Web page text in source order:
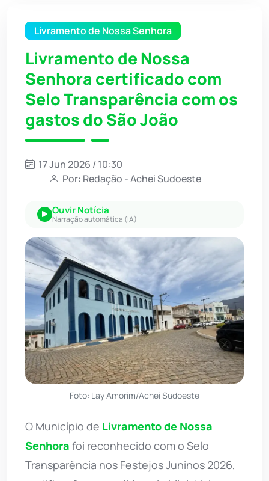
Livramento de Nossa Senhora
Livramento de Nossa
Senhora certificado com
Selo Transparência com os
gastos do São João
17 Jun 2026 / 10:30
Por: Redação - Achei Sudoeste
Ouvir Notícia
Narração automática (IA)
Foto: Lay Amorim/Achei Sudoeste
O Município de Livramento de Nossa
Senhora foi reconhecido com o Selo
Transparência nos Festejos Juninos 2026,